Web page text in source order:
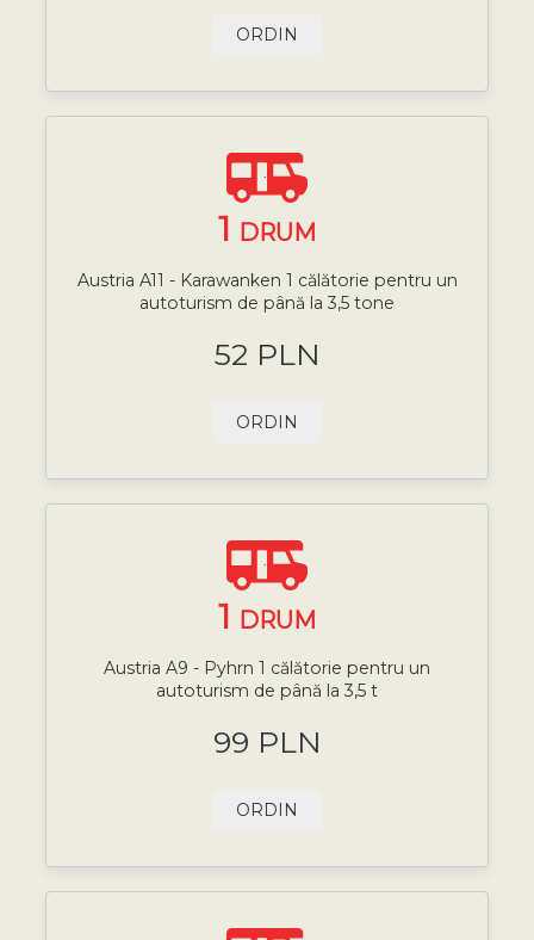
ORDIN
1 DRUM
Austria A11 - Karawanken 1 călătorie pentru un
autoturism de până la 3,5 tone
52 PLN
ORDIN
1 DRUM
Austria A9 - Pyhrn 1 călătorie pentru un
autoturism de până la 3,5 t
99 PLN
ORDIN